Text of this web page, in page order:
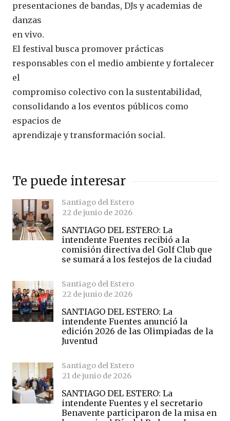
presentaciones de bandas, DJs y academias de
danzas
en vivo.
El festival busca promover prácticas
responsables con el medio ambiente y fortalecer
el
compromiso colectivo con la sustentabilidad,
consolidando a los eventos públicos como
espacios de
aprendizaje y transformación social.
Te puede interesar
Santiago del Estero
22 de junio de 2026
SANTIAGO DEL ESTERO: La
intendente Fuentes recibió a la
comisión directiva del Golf Club que
se sumará a los festejos de la ciudad
Santiago del Estero
22 de junio de 2026
SANTIAGO DEL ESTERO: La
intendente Fuentes anunció la
edición 2026 de las Olimpiadas de la
Juventud
Santiago del Estero
21 de junio de 2026
SANTIAGO DEL ESTERO: La
intendente Fuentes y el secretario
Benavente participaron de la misa en